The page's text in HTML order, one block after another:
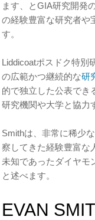
ます、とGIA研究開発
の経験豊富な研究者や
す。
Liddicoatポスドク特別
の広範かつ継続的な研
的で独立した公表でき
研究機関や大学と協力
Smithは、非常に稀少
察してきた経験豊富な
未知であったダイヤモ
と述べます。
EVAN